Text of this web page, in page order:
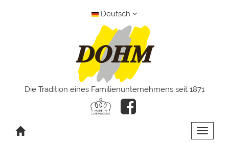
Deutsch
Die Tradition eines Familienunternehmens seit 1871
Toggle